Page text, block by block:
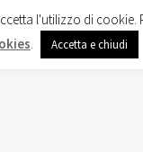
l'utilizzo di
. Accetta e chiudi